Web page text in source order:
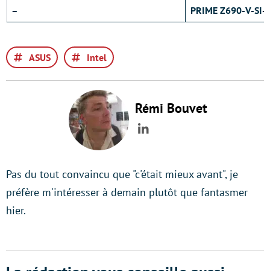
–
PRIME Z690-V-SI-
ASUS Intel
Rémi Bouvet
LinkedIn
Pas du tout convaincu que "c'était mieux avant", je
préfère m'intéresser à demain plutôt que fantasmer
hier.